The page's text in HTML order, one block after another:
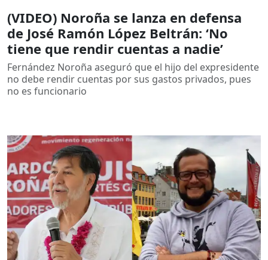
(VIDEO) Noroña se lanza en defensa
de José Ramón López Beltrán: ‘No
tiene que rendir cuentas a nadie’
Fernández Noroña aseguró que el hijo del expresidente
no debe rendir cuentas por sus gastos privados, pues
no es funcionario